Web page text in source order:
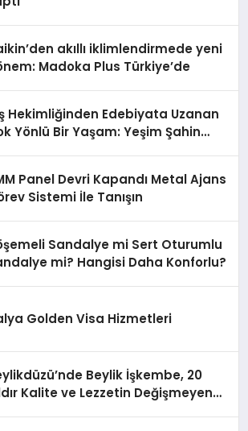
akıllı iklimlendirmede yeni
Madoka Plus Türkiye’de
Hekimliğinden Edebiyata Uzanan
Yönlü Bir Yaşam: Yeşim Şahin
Panel Devri Kapandı Metal Ajans
Sistemi İle Tanışın
Sandalye mi Sert Oturumlu
mi? Hangisi Daha Konforlu?
Golden Visa Hizmetleri
Beylik İşkembe, 20
Kalite ve Lezzetin Değişmeyen